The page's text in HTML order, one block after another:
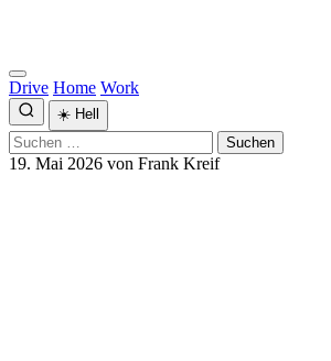
Drive Home Work
☀️ Hell
Suchen
nach:
19. Mai 2026 von Frank Kreif